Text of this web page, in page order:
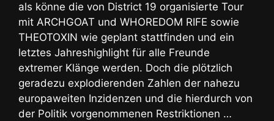
als könne die von District 19 organisierte Tour
mit ARCHGOAT und WHOREDOM RIFE sowie
THEOTOXIN wie geplant stattfinden und ein
letztes Jahreshighlight für alle Freunde
extremer Klänge werden. Doch die plötzlich
geradezu explodierenden Zahlen der nahezu
europaweiten Inzidenzen und die hierdurch von
der Politik vorgenommenen Restriktionen …